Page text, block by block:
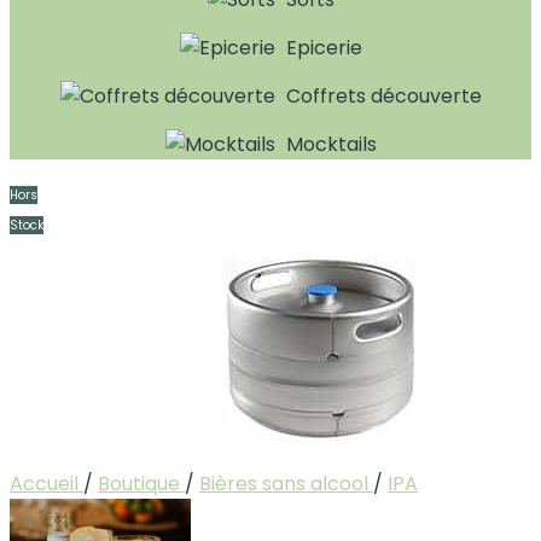
Epicerie
Coffrets découverte
Mocktails
Hors
Stock
Accueil / Boutique / Bières sans alcool / IPA